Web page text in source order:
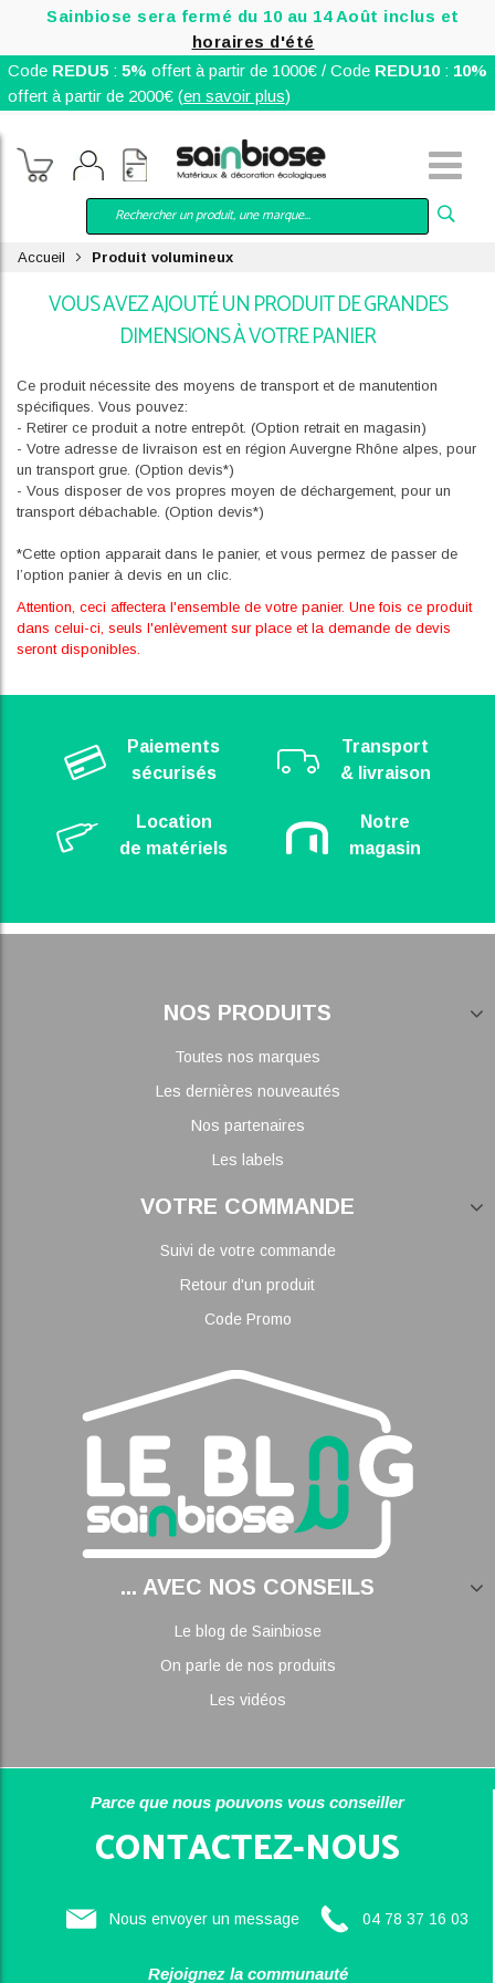
Sainbiose sera fermé du 10 au 14 Août inclus et
horaires d'été
Code REDU5: 5% offert à partir de 1000€ / Code REDU10: 10%
offert à partir de 2000€ (en savoir plus)
Accueil Produit volumineux
VOUS AVEZ AJOUTÉ UN PRODUIT DE GRANDES
DIMENSIONS À VOTRE PANIER
Ce produit nécessite des moyens de transport et de manutention
spécifiques. Vous pouvez:
- Retirer ce produit a notre entrepôt. (Option retrait en magasin)
- Votre adresse de livraison est en région Auvergne Rhône alpes, pour
un transport grue. (Option devis*)
- Vous disposer de vos propres moyen de déchargement, pour un
transport débachable. (Option devis*)
*Cette option apparait dans le panier, et vous permez de passer de
l’option panier à devis en un clic.
Attention, ceci affectera l'ensemble de votre panier. Une fois ce produit
dans celui-ci, seuls l'enlèvement sur place et la demande de devis
seront disponibles.
Paiements
sécurisés
Transport
& livraison
Location
de matériels
Notre
magasin
NOS PRODUITS
Toutes nos marques
Les dernières nouveautés
Nos partenaires
Les labels
VOTRE COMMANDE
Suivi de votre commande
Retour d'un produit
Code Promo
... AVEC NOS CONSEILS
Le blog de Sainbiose
On parle de nos produits
Les vidéos
Parce que nous pouvons vous conseiller
CONTACTEZ-NOUS
Nous envoyer un message 04 78 37 16 03
Rejoignez la communauté